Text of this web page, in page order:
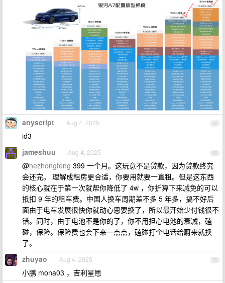
68
anyscript Aug 4, 2025
id3
69
jameshuu Aug 4, 2025
@hezhongfeng 399 一个月。这玩意不是贷款，因为贷款终究
会还完。 理解成租房更合适，你要用就要一直租。但是这东西
的核心就在于第一次就帮你降低了 4w ，你折算下来减免的可以
抵扣 9 年的租车费。中国人换车周期差不多 5 年多，搞不好后
面由于电车发展很快你就动心思要换了，所以最开始少付钱很不
错。同时，由于电池不是你的了，你不用担心电池的衰减，磕
碰，保险。保险费也会下来一点点，磕碰打个电话给蔚来就换
了。
70
zhuyao Aug 4, 2025
小鹏 mona03 ，吉利星愿